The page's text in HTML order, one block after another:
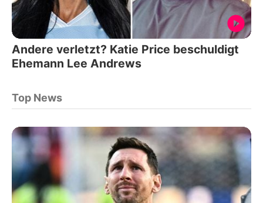
Andere verletzt? Katie Price beschuldigt
Ehemann Lee Andrews
Top News